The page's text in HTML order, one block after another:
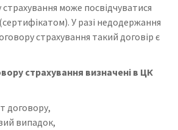
може посвідчуватися
У разі недодержання
страхування такий договір є
страхування визначені в ЦК
договору,
випадок,